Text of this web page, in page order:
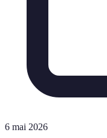
6 mai 2026